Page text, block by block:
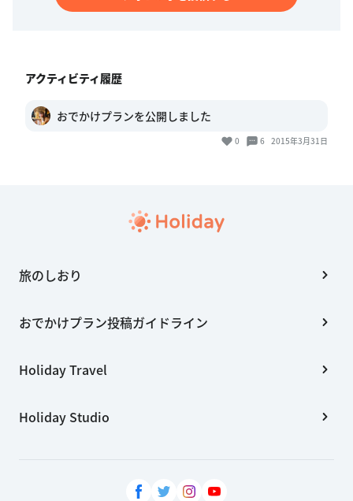
アクティビティ履歴
おでかけプランを公開しました
0 6 2015年3月31日
旅のしおり
おでかけプラン投稿ガイドライン
Holiday Travel
Holiday Studio